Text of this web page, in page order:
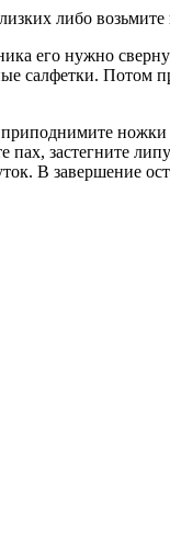
либо
его нужно
салфетки. Потом
застегните
В завершение